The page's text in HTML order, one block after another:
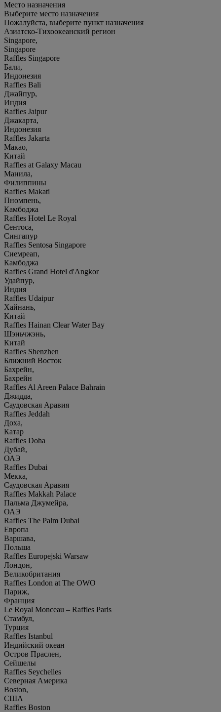
Место назначения
Выберите место назначения
Пожалуйста, выберите пункт назначения
Азиатско-Тихоокеанский регион
Singapore,
Singapore
Raffles Singapore
Бали,
Индонезия
Raffles Bali
Джайпур,
Индия
Raffles Jaipur
Джакарта,
Индонезия
Raffles Jakarta
Макао,
Китай
Raffles at Galaxy Macau
Манила,
Филиппины
Raffles Makati
Пномпень,
Камбоджа
Raffles Hotel Le Royal
Сентоса,
Сингапур
Raffles Sentosa Singapore
Сиемреап,
Камбоджа
Raffles Grand Hotel d'Angkor
Удайпур,
Индия
Raffles Udaipur
Хайнань,
Китай
Raffles Hainan Clear Water Bay
Шэньчжэнь,
Китай
Raffles Shenzhen
Ближний Восток
Бахрейн,
Бахрейн
Raffles Al Areen Palace Bahrain
Джидда,
Саудовская Аравия
Raffles Jeddah
Доха,
Катар
Raffles Doha
Дубай,
ОАЭ
Raffles Dubai
Мекка,
Саудовская Аравия
Raffles Makkah Palace
Пальма Джумейра,
ОАЭ
Raffles The Palm Dubai
Европа
Варшава,
Польша
Raffles Europejski Warsaw
Лондон,
Великобритания
Raffles London at The OWO
Париж,
Франция
Le Royal Monceau – Raffles Paris
Стамбул,
Турция
Raffles Istanbul
Индийский океан
Остров Праслен,
Сейшелы
Raffles Seychelles
Северная Америка
Boston,
США
Raffles Boston